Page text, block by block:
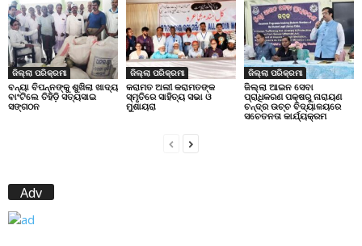
ଜିଲ୍ଲା ପରିକ୍ରମା
ବନ୍ୟା ବିପନ୍ନଙ୍କୁ ଶୁଖିଲା ଖାଦ୍ୟ
ବାଂଟିଲେ ତିହିଡି଼ ସତ୍ୟସାଇ
ସଙ୍ଗଠନ
ଜିଲ୍ଲା ପରିକ୍ରମା
କରାମତ ଅଲୀ କରାମତଙ୍କ
ସ୍ମୃତିରେ ସାହିତ୍ୟ ସଭା ଓ
ମୁଶାୟରା
ଜିଲ୍ଲା ପରିକ୍ରମା
ଜିଲ୍ଲା ଆଇନ ସେବା
ପ୍ରାଧିକରଣ ପକ୍ଷରୁ ନାରାୟଣ
ଚନ୍ଦ୍ର ଉଚ୍ଚ ବିଦ୍ୟାଳୟରେ
ସଚେତନତା କାର୍ଯ୍ୟକ୍ରମ
Adv